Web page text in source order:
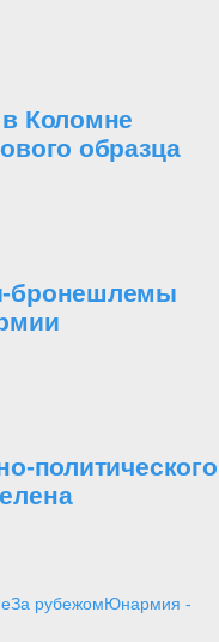
Коломне
образца
бронешлемы
политического
За рубежомЮнармия -